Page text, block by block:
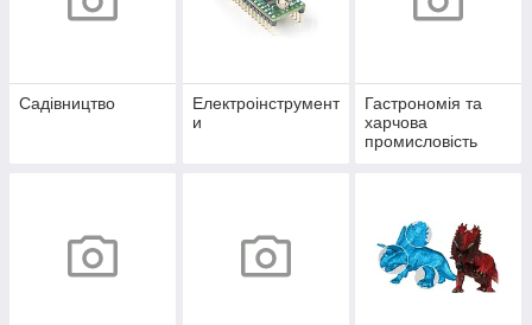
Садівництво
Електроінструмент
и
Гастрономія та
харчова
промисловість